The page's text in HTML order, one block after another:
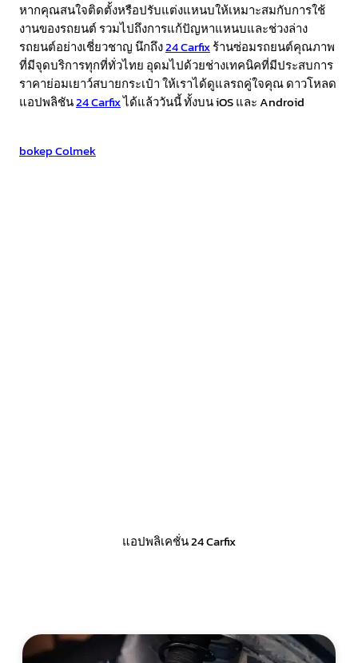
หากคุณสนใจติดตั้งหรือปรับแต่งแหนบให้เหมาะสมกับการใช้
งานของรถยนต์ รวมไปถึงการแก้ปัญหาแหนบและช่วงล่าง
รถยนต์อย่างเชี่ยวชาญ นึกถึง24 Carfixร้านซ่อมรถยนต์คุณภาพ
ที่มีจุดบริการทุกที่ทั่วไทย อุดมไปด้วยช่างเทคนิคที่มีประสบการ
ราคาย่อมเยาว์สบายกระเป๋า ให้เราได้ดูแลรถคู่ใจคุณ ดาวโหลด
แอปพลิชัน24 Carfixได้แล้ววันนี้ ทั้งบน iOS และ Android
bokep Colmek
แอปพลิเคชั่น 24 Carfix